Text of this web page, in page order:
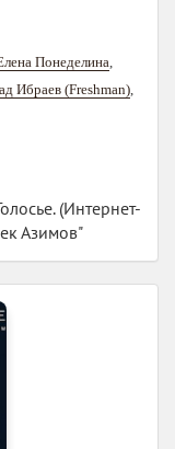
Понеделина,
Ибраев (Freshman),
(Интернет-
Азимов"